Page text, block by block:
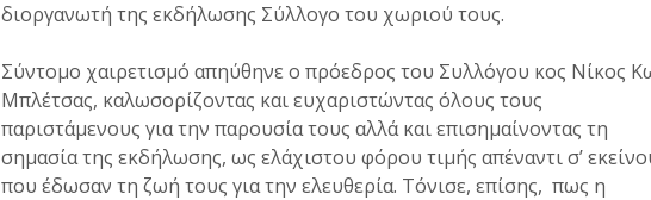
διοργανωτή της εκδήλωσης Σύλλογο του χωριού τους.
Σύντομο χαιρετισμό απηύθηνε ο πρόεδρος του Συλλόγου κος Νίκος
Μπλέτσας, καλωσορίζοντας και ευχαριστώντας όλους τους
παριστάμενους για την παρουσία τους αλλά και επισημαίνοντας τη
σημασία της εκδήλωσης, ως ελάχιστου φόρου τιμής απέναντι σ’
που έδωσαν τη ζωή τους για την ελευθερία. Τόνισε, επίσης, πως η